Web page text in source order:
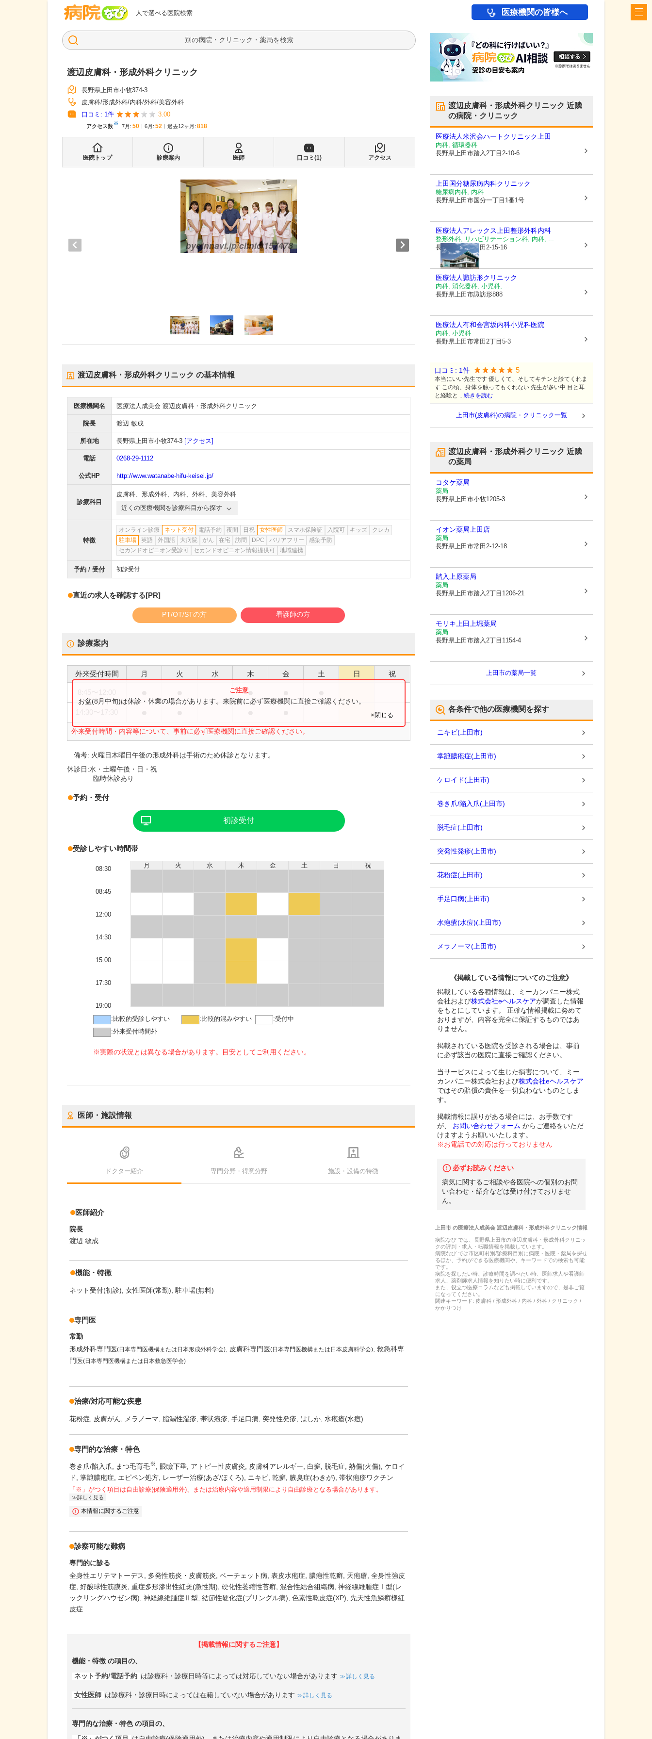
人で選べる医院検索
病院なび 医療機関の皆様へ
検索
渡辺皮膚科・形成外科クリニック
長野県上田市小牧374-3
皮膚科 形成外科 内科 外科 美容外科
口コミ: 1件 3.00
アクセス数※ 7月 : 50 6月 : 52 過去12ヶ月: 818
医院トップ 診療案内 医師 口コミ(1) アクセス
渡辺皮膚科・形成外科クリニック の基本情報
医療機関名 医療法人成美会 渡辺皮膚科・形成外科クリニック
院長 渡辺 敏成
所在地 長野県上田市小牧374-3 [アクセス]
電話 0268-29-1112
公式HP http://www.watanabe-hifu-keisei.jp/
診療科目
皮膚科、 形成外科、 内科、 外科、 美容外科
近くの医療機関を診療科目から探す
特徴
オンライン診療 ネット受付 電話予約 夜間 日祝 女性医師 スマホ保険証 入院可 キッズ
クレカ
駐車場
英語 外国語 大病院 がん 在宅 訪問 DPC バリアフリー
感染予防
セカンドオピニオン受診可
セカンドオピニオン情報提供可 地域連携
予約 / 受付 初診受付
直近の求人を確認する[PR]
PT/OT/STの方 看護師の方
診療案内
外来受付時間 月 火 水 木 金 土 日 祝
●
外来受付時間・内容等について、事前に必ず医療機関に直接ご確認ください。
お盆(8月中旬)は休診・休業の場合があります。来院前に必ず医療機関に直接ご確認ください。
×閉じる
備考: 火曜日木曜日午後の形成外科は手術のため休診となります。
休診日:水・土曜午後・日・祝
臨時休診あり
予約・受付
初診受付
受診しやすい時間帯
月 火 水 木 金 土 日 祝
08:30
08:45
12:00
14:30
15:00
17:30
19:00
: 比較的受診しやすい : 比較的混みやすい :受付中
:外来受付時間外
※実際の状況とは異なる場合があります。目安としてご利用ください。
医師・施設情報
ドクター紹介 専門分野・得意分野 施設・設備の特徴
医師紹介
院長
渡辺 敏成
機能・特徴
ネット受付(初診) 女性医師(常勤) 駐車場(無料)
専門医
常勤
形成外科専門医(日本専門医機構または日本形成外科学会) 皮膚科専門医(日本専門医機構または日本皮膚科学会) 救急科専
門医(日本専門医機構または日本救急医学会)
治療/対応可能な疾患
花粉症 皮膚がん メラノーマ 脂漏性湿疹 帯状疱疹 手足口病 突発性発疹 はしか 水疱瘡(水痘)
専門的な治療・特色
巻き爪/陥入爪 まつ毛育毛※ 眼瞼下垂 アトピー性皮膚炎 皮膚科アレルギー 白癬 脱毛症 熱傷(火傷) ケロイ
ド
掌蹠膿疱症 エピペン処方 レーザー治療(あざ/ほくろ) ニキビ 乾癬 腋臭症(わきが) 帯状疱疹ワクチン
「※」がつく項目は自由診療(保険適用外)、または治療内容や適用制限により自由診療となる場合があります。
詳しく見る
本情報に関するご注意
診察可能な難病
専門的に診る
全身性エリテマトーデス
多発性筋炎・皮膚筋炎 ベーチェット病 表皮水疱症 膿疱性乾癬 天疱瘡 全身性強皮
症 好酸球性筋膜炎 重症多形滲出性紅斑(急性期) 硬化性萎縮性苔癬 混合性結合組織病 神経線維腫症Ⅰ型(レ
ックリングハウゼン病) 神経線維腫症Ⅱ型 結節性硬化症(プリングル病) 色素性乾皮症(XP) 先天性魚鱗癬様紅
皮症
【掲載情報に関するご注意】
機能・特徴 の項目の、
ネット予約/電話予約 は診療科・診療日時等によっては対応していない場合があります 詳しく見る
女性医師 は診療科・診療日時によっては在籍していない場合があります 詳しく見る
専門的な治療・特色の項目の、
渡辺皮膚科・形成外科クリニック 近隣
の病院・クリニック
医療法人米沢会ハートクリニック上田
内科, 循環器科
長野県上田市踏入2丁目2-10-6
上田国分糖尿病内科クリニック
糖尿病内科, 内科
長野県上田市国分一丁目1番1号
医療法人アレックス上田整形外科内科
整形外科, リハビリテーション科, 内科, ...
長野県上田市常田2-15-16
医療法人諏訪形クリニック
内科, 消化器科, 小児科, ...
長野県上田市諏訪形888
医療法人有和会宮坂内科小児科医院
内科, 小児科
長野県上田市常田2丁目5-3
口コミ: 1件 5
本当にいい先生です 優しくて、そしてキチンと診てくれま
す この頃、身体を触ってもくれない 先生が多い中 目と耳
と経験と ...続きを読む
上田市(皮膚科)の病院・クリニック一覧
渡辺皮膚科・形成外科クリニック 近隣
の薬局
コタケ薬局
薬局
長野県上田市小牧1205-3
イオン薬局上田店
薬局
長野県上田市常田2-12-18
踏入上原薬局
薬局
長野県上田市踏入2丁目1206-21
モリキ上田上堀薬局
薬局
長野県上田市踏入2丁目1154-4
上田市の薬局一覧
各条件で他の医療機関を探す
ニキビ( 上田市)
掌蹠膿疱症( 上田市)
ケロイド( 上田市)
巻き爪/陥入爪( 上田市)
脱毛症( 上田市)
突発性発疹( 上田市)
花粉症( 上田市)
手足口病( 上田市)
水疱瘡(水痘)( 上田市)
メラノーマ( 上田市)
《掲載している情報についてのご注意》
掲載している各種情報は、ミーカンパニー株式
会社および株式会社eヘルスケアが調査した情報
をもとにしています。 正確な情報掲載に努めて
おりますが、内容を完全に保証するものではあ
りません。
掲載されている医院を受診される場合は、事前
に必ず該当の医院に直接ご確認ください。
当サービスによって生じた損害について、ミー
カンパニー株式会社および株式会社eヘルスケア
ではその賠償の責任を一切負わないものとしま
す。
掲載情報に誤りがある場合には、お手数です
が、
お問い合わせフォーム からご連絡をいただ
けますようお願いいたします。
※お電話での対応は行っておりません
必ずお読みください
病気に関するご相談や各医院への個別のお問
い合わせ・紹介などは受け付けておりませ
ん。
上田市の医療法人成美会 渡辺皮膚科・形成外科クリニック情報
病院なび では、 長野県 上田市の渡辺皮膚科・形成外科クリニッ
クの評判・求人・転職情報を掲載しています。
病院なび では市区町村別/診療科目別に病院・医院・薬局を探せ
るほか、予約ができる医療機関や、キーワードでの検索も可能
です。
病院を探したい時、診療時間を調べたい時、医師求人や看護師
求人、薬剤師求人情報を知りたい時に便利です。
また、役立つ医療コラムなども掲載していますので、是非ご覧
になってください。
関連キーワード: 皮膚科 / 形成外科 / 内科 / 外科 / クリニック /
かかりつけ